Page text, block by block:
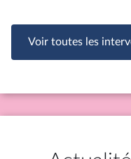
Voir toutes les